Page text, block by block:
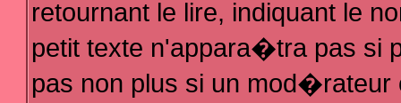
retournant le lire, indiquant le
petit texte n'appara�tra pas si
pas non plus si un